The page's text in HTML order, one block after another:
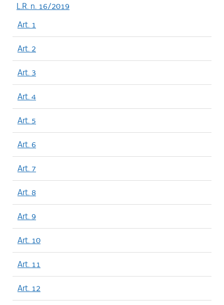
L.R. n. 16/2019
Art. 1
Art. 2
Art. 3
Art. 4
Art. 5
Art. 6
Art. 7
Art. 8
Art. 9
Art. 10
Art. 11
Art. 12